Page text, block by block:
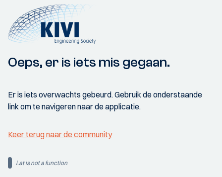
Oeps, er is iets mis gegaan.
Er is iets overwachts gebeurd. Gebruik de onderstaande
link om te navigeren naar de applicatie.
Keer terug naar de community
i.at is not a function